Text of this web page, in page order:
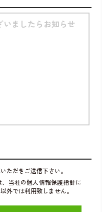
ただきご送信下さい。
当社の個人情報保護指針に
外では利用致しません。